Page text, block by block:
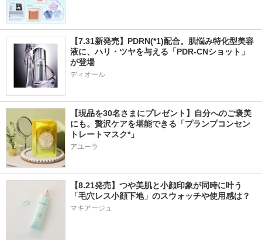
【7.31新発売】PDRN(*1)配合。肌悩み特化型美容
液に、ハリ・ツヤを与える「PDR-CNショット」
が登場
ディオール
【現品を30名さまにプレゼント】自分へのご褒美
にも。贅沢ケアを堪能できる「プランプコンセン
トレートマスク*」
アユーラ
【8.21発売】つや美肌と小顔印象が同時に叶う
「毛穴レス小顔下地」のスウォッチや使用感は？
マキアージュ